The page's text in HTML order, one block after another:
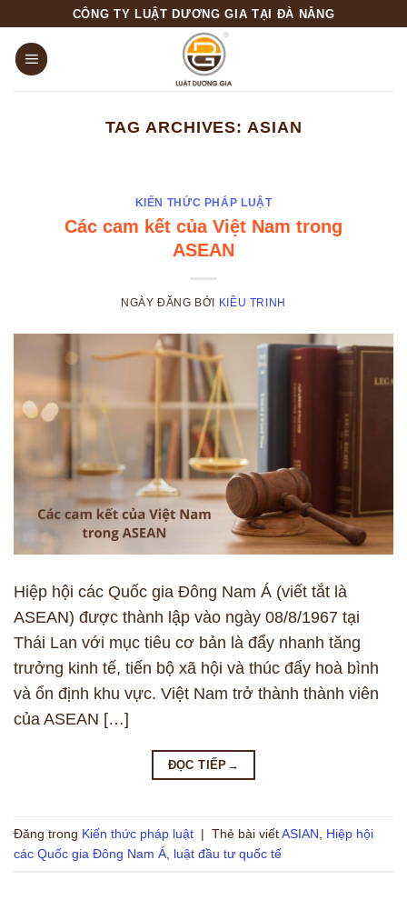
content
CÔNG TY LUẬT DƯƠNG GIA TẠI ĐÀ NẴNG
TAG ARCHIVES: ASIAN
KIẾN THỨC PHÁP LUẬT
Các cam kết của Việt Nam trong
ASEAN
NGÀY ĐĂNG BỞI KIỀU TRINH
Hiệp hội các Quốc gia Đông Nam Á (viết tắt là
ASEAN) được thành lập vào ngày 08/8/1967 tại
Thái Lan với mục tiêu cơ bản là đẩy nhanh tăng
trưởng kinh tế, tiến bộ xã hội và thúc đẩy hoà bình
và ổn định khu vực. Việt Nam trở thành thành viên
của ASEAN […]
ĐỌC TIẾP →
Đăng trong Kiến thức pháp luật | Thẻ bài viếtASIAN
Hiệp hội
các Quốc gia Đông Nam Á luật đầu tư quốc tế